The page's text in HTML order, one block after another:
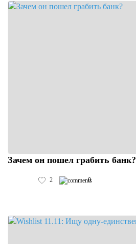
Зачем он пошел грабить банк?
2 0